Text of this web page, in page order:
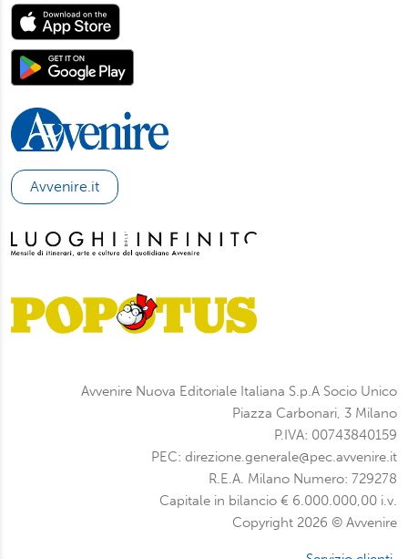
Avvenire.it
Avvenire Nuova Editoriale Italiana S.p.A Socio Unico
Piazza Carbonari, 3 Milano
P.IVA: 00743840159
PEC: direzione.generale@pec.avvenire.it
R.E.A. Milano Numero: 729278
Capitale in bilancio € 6.000.000,00 i.v.
Copyright 2026 © Avvenire